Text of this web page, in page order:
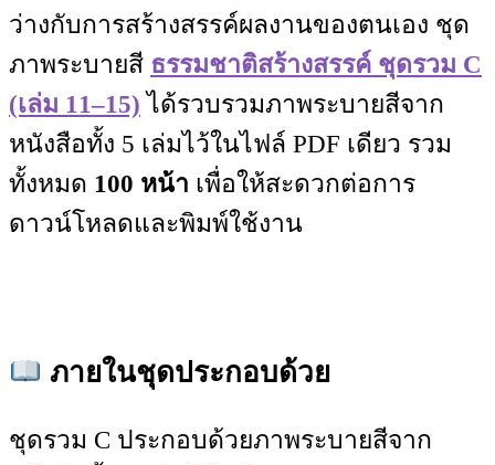
ว่างกับการสร้างสรรค์ผลงานของตนเอง ชุด
ภาพระบายสี ธรรมชาติสร้างสรรค์ ชุดรวม C
(เล่ม 11–15) ได้รวบรวมภาพระบายสีจาก
หนังสือทั้ง 5 เล่มไว้ในไฟล์ PDF เดียว รวม
ทั้งหมด 100 หน้า เพื่อให้สะดวกต่อการ
ดาวน์โหลดและพิมพ์ใช้งาน
ภายในชุดประกอบด้วย
ชุดรวม C ประกอบด้วยภาพระบายสีจาก